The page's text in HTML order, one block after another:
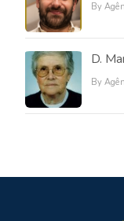
By
D.
By